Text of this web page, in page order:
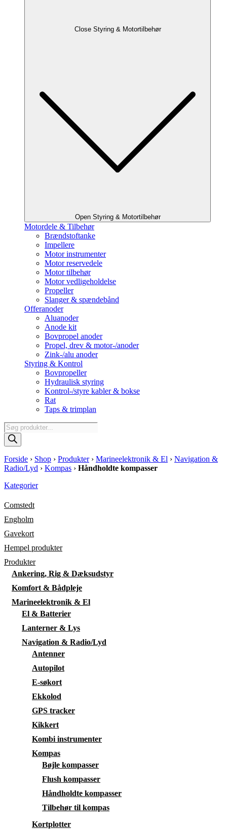
Close Styring & Motortilbehør
Open Styring & Motortilbehør
Motordele & Tilbehør
Brændstoftanke
Impellere
Motor instrumenter
Motor reservedele
Motor tilbehør
Motor vedligeholdelse
Propeller
Slanger & spændebånd
Offeranoder
Aluanoder
Anode kit
Bovpropel anoder
Propel, drev & motor-/anoder
Zink-/alu anoder
Styring & Kontrol
Bovpropeller
Hydraulisk styring
Kontrol-/styre kabler & bokse
Rat
Taps & trimplan
Products
search
Forside › Shop › Produkter› Marineelektronik & El › Navigation &
Radio/Lyd › Kompas › Håndholdte kompasser
Kategorier
Comstedt
Engholm
Gavekort
Hempel produkter
Produkter
Ankering, Rig & Dæksudstyr
Komfort & Bådpleje
Marineelektronik & El
El & Batterier
Lanterner & Lys
Navigation & Radio/Lyd
Antenner
Autopilot
E-søkort
Ekkolod
GPS tracker
Kikkert
Kombi instrumenter
Kompas
Bøjle kompasser
Flush kompasser
Håndholdte kompasser
Tilbehør til kompas
Kortplotter